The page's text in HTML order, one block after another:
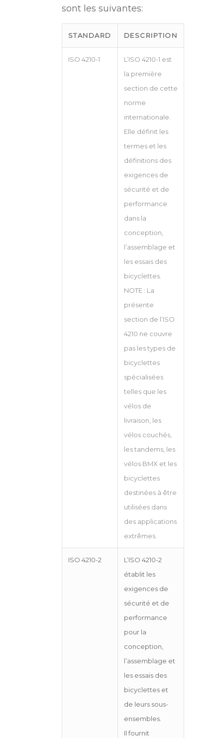
sont les suivantes:
STANDARD DESCRIPTION
ISO 4210-1
L’ISO 4210-1 est
la première
section de cette
norme
internationale.
Elle définit les
termes et les
définitions des
exigences de
sécurité et de
performance
dans la
conception,
l’assemblage et
les essais des
bicyclettes.
NOTE : La
présente
section de l’ISO
4210 ne couvre
pas les types de
bicyclettes
spécialisées
telles que les
vélos de
livraison, les
vélos couchés,
les tandems, les
vélos BMX et les
bicyclettes
destinées à être
utilisées dans
des applications
extrêmes.
ISO 4210-2
L’ISO 4210-2
établit les
exigences de
sécurité et de
performance
pour la
conception,
l’assemblage et
les essais des
bicyclettes et
de leurs sous-
ensembles.
Il fournit